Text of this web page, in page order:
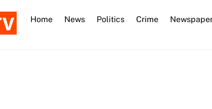
Home News Politics Crime